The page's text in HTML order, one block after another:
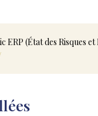
ERP (État des